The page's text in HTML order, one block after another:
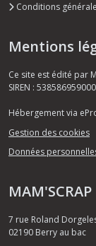
Conditions
Mentions
Ce site est édité par
SIREN :
Hébergement via
Gestion des cookies
Données
MAM'SCRAP
7 rue Roland
02190 Berry au bac